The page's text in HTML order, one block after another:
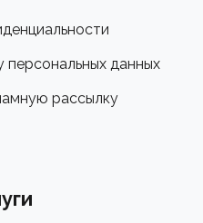
персональных данных
рассылку